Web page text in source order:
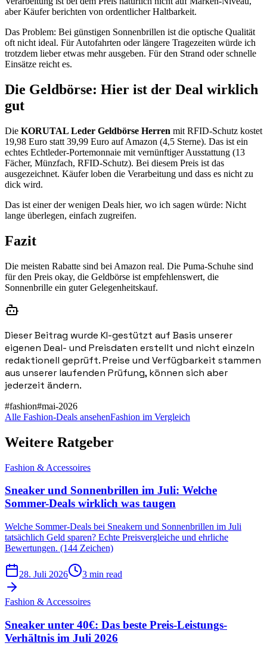
aber Käufer berichten von ordentlicher Haltbarkeit.
Das Problem: Bei günstigen Sonnenbrillen ist die optische Qualität
oft nicht ideal. Für Autofahrten oder längere Tragezeiten würde ich
trotzdem lieber etwas mehr ausgeben. Für den Strand oder schnelle
Einsätze reicht es.
Die Geldbörse: Hier ist der Deal wirklich
gut
Die KORUTAL Leder Geldbörse Herren mit RFID-Schutz kostet
19,98 Euro statt 39,99 Euro auf Amazon (4,5 Sterne). Das ist ein
echtes Echtleder-Portemonnaie mit vernünftiger Ausstattung (13
Fächer, Münzfach, RFID-Schutz). Bei diesem Preis ist das
ausgezeichnet. Käufer loben die Verarbeitung und dass es nicht zu
dick wird.
Das ist einer der wenigen Deals hier, wo ich sagen würde: Nicht
lange überlegen, einfach zugreifen.
Fazit
Die meisten Rabatte sind bei Amazon real. Die Puma-Schuhe sind
für den Preis okay, die Geldbörse ist empfehlenswert, die
Sonnenbrille ein guter Gelegenheitskauf.
Dieser Beitrag wurde KI-gestützt auf Basis unserer
eigenen Deal- und Preisdaten erstellt und nicht einzeln
redaktionell geprüft. Preise und Verfügbarkeit stammen
aus unserer laufenden Prüfung, können sich aber
jederzeit ändern.
#fashion#mai-2026
Alle Fashion-Deals ansehenFashion im Vergleich
Weitere Ratgeber
Fashion & Accessoires
Sneaker und Sonnenbrillen im Juli: Welche
Sommer-Deals wirklich was taugen
Welche Sommer-Deals bei Sneakern und Sonnenbrillen im Juli
tatsächlich Geld sparen? Echte Preisvergleiche und ehrliche
Bewertungen. (144 Zeichen)
28. Juli 2026 3 min read
Fashion & Accessoires
Sneaker unter 40€: Das beste Preis-Leistungs-
Verhältnis im Juli 2026